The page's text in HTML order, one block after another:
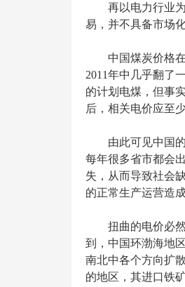
再以电力行业
易，并不具备市场
中国煤炭价格
2011年中几乎翻了
的计划电煤，但事
后，相关电价应至
由此可见中国
每年很多省市都会
失，从而导致社会
的正常生产运营造
扭曲的电价必
到，中国环渤海地
南北中各个方向扩
的地区，其进口铁